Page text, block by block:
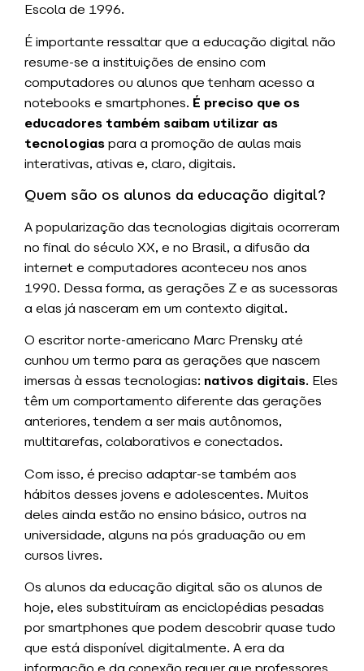
Escola de 1996.
É importante ressaltar que a educação digital não
resume-se a instituições de ensino com
computadores ou alunos que tenham acesso a
notebooks e smartphones. É preciso que os
educadores também saibam utilizar as
tecnologiaspara a promoção de aulas mais
interativas, ativas e, claro, digitais.
Quem são os alunos da educação digital?
A popularização das tecnologias digitais ocorreram
no final do século XX, e no Brasil, a difusão da
internet e computadores aconteceu nos anos
1990. Dessa forma, as gerações Z e as sucessoras
a elas já nasceram em um contexto digital.
O escritor norte-americano Marc Prensky até
cunhou um termo para as gerações que nascem
imersas à essas tecnologias: nativos digitais. Eles
têm um comportamento diferente das gerações
anteriores, tendem a ser mais autônomos,
multitarefas, colaborativos e conectados.
Com isso, é preciso adaptar-se também aos
hábitos desses jovens e adolescentes. Muitos
deles ainda estão no ensino básico, outros na
universidade, alguns na pós graduação ou em
cursos livres.
Os alunos da educação digital são os alunos de
hoje, eles substituíram as enciclopédias pesadas
por smartphones que podem descobrir quase tudo
que está disponível digitalmente. A era da